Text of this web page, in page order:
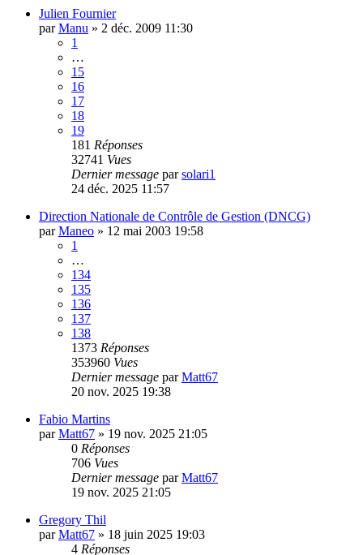
Julien Fournier
parManu » 2 déc. 2009 11:30
1
…
15
16
17
18
19
181 Réponses
32741 Vues
Dernier message parsolari1
24 déc. 2025 11:57
Direction Nationale de Contrôle de Gestion (DNCG)
parManeo » 12 mai 2003 19:58
1
…
134
135
136
137
138
1373 Réponses
353960 Vues
Dernier message parMatt67
20 nov. 2025 19:38
Fabio Martins
parMatt67 » 19 nov. 2025 21:05
0 Réponses
706 Vues
Dernier message parMatt67
19 nov. 2025 21:05
Gregory Thil
parMatt67 » 18 juin 2025 19:03
4 Réponses